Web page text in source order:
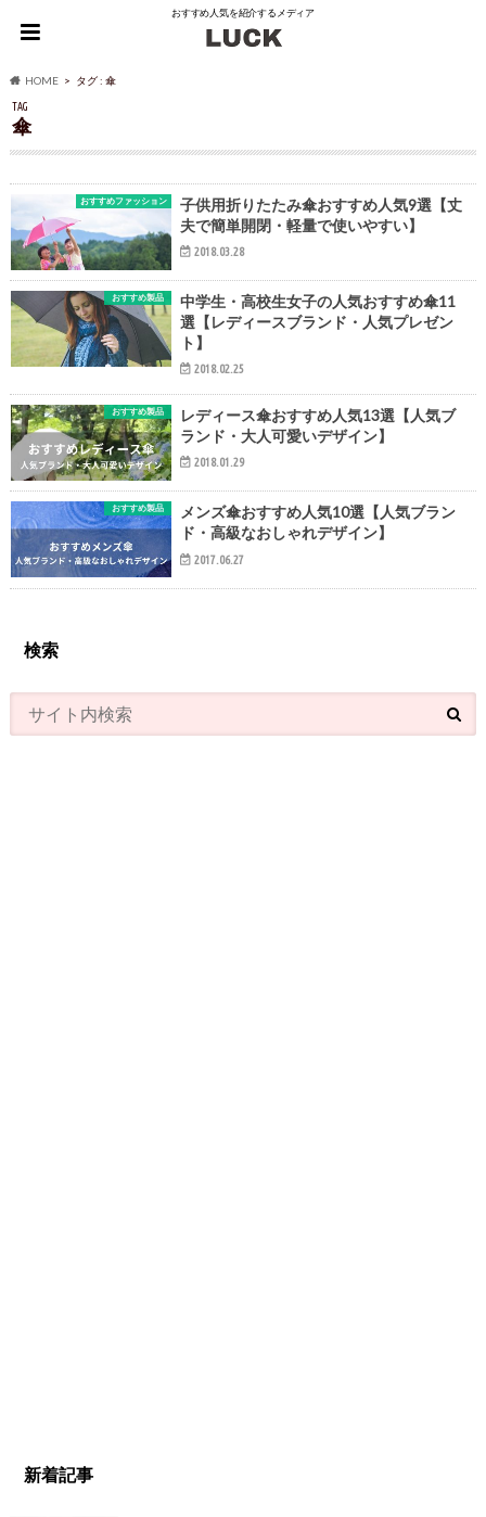
おすすめ人気を紹介するメディア
HOME タグ : 傘
TAG
傘
おすすめファッション
子供用折りたたみ傘おすすめ人気9選【丈
夫で簡単開閉・軽量で使いやすい】
2018.03.28
おすすめ製品
中学生・高校生女子の人気おすすめ傘11
選【レディースブランド・人気プレゼン
ト】
2018.02.25
おすすめ製品
レディース傘おすすめ人気13選【人気ブ
ランド・大人可愛いデザイン】
2018.01.29
おすすめ製品
メンズ傘おすすめ人気10選【人気ブラン
ド・高級なおしゃれデザイン】
2017.06.27
検索
新着記事